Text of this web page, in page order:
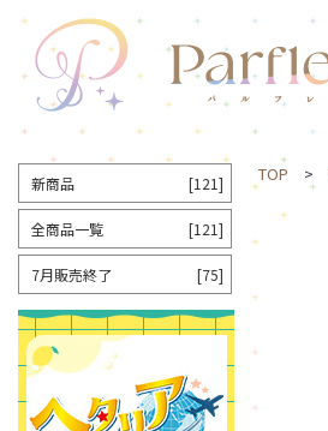
TOP >
新商品 [121]
全商品一覧 [121]
7月販売終了 [75]